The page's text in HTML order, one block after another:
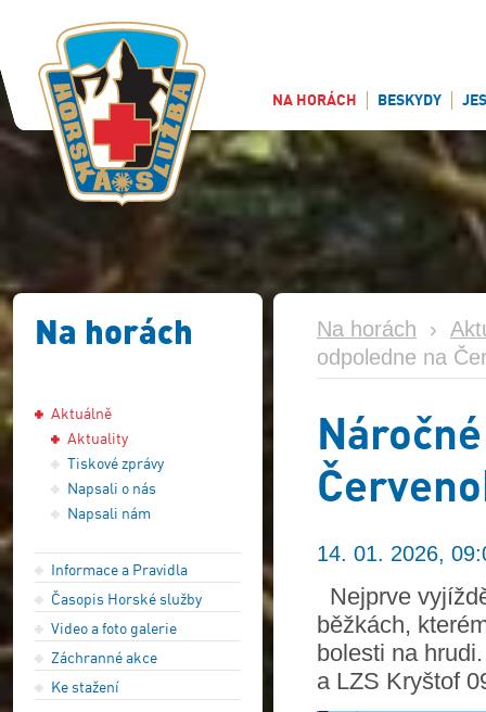
NA HORÁCH BESKYDY
Na horách
Aktuálně
Aktuality
Tiskové zprávy
Napsali o nás
Napsali nám
Informace a Pravidla
Časopis Horské služby
Video a foto galerie
Záchranné akce
Ke stažení
Na horách ›
odpoledne na
14. 01. 2026,
Nejprve
běžkách,
bolesti na
a LZS Kryštof